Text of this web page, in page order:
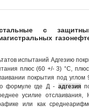
с
испытаний Адгезию
плюс (60 +/- 3) °C,
покрытия под углом
формуле где Д - адгезия
усилие отслаивания,
или как